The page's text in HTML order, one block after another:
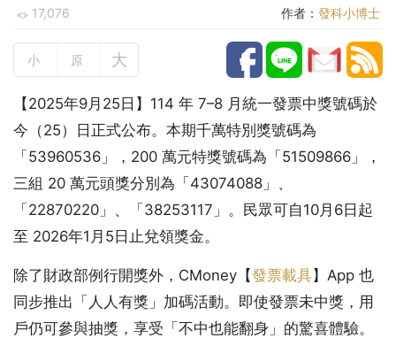
17,076
作者： 發科小博士
小 原 大
【2025年9月25日】114 年 7–8 月統一發票中獎號碼於
今（25）日正式公布。本期千萬特別獎號碼為
「53960536」，200 萬元特獎號碼為「51509866」，
三組 20 萬元頭獎分別為「43074088」、
「22870220」、「38253117」。民眾可自10月6日起
至 2026年1月5日止兌領獎金。
除了財政部例行開獎外，CMoney【發票載具】App 也
同步推出「人人有獎」加碼活動。即使發票未中獎，用
戶仍可參與抽獎，享受「不中也能翻身」的驚喜體驗。